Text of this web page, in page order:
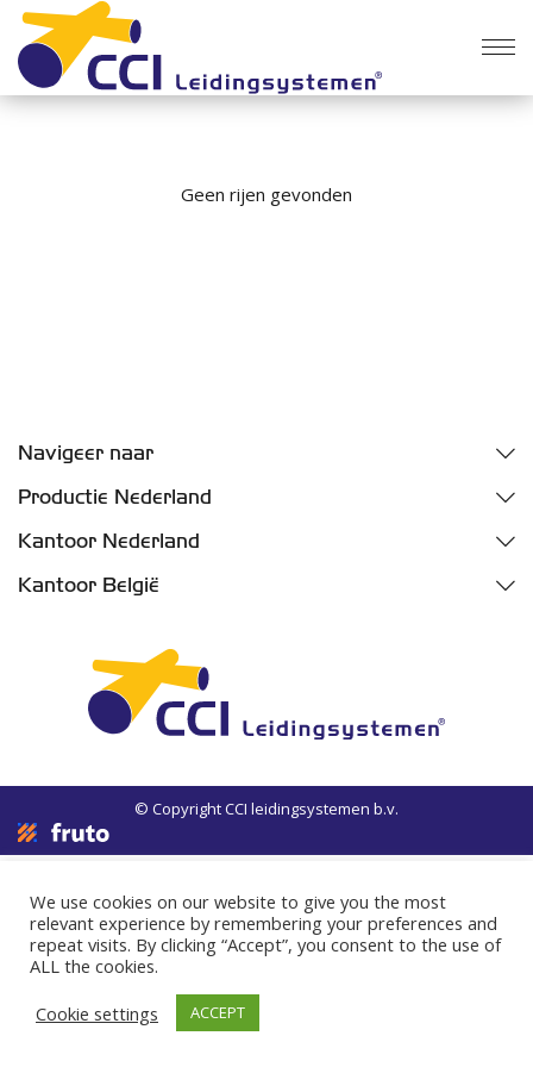
Geen rijen gevonden
Navigeer naar
Downloads
Kwaliteit
Nieuws
Productie Nederland
Fazantweg 5
4791 RR Klundert
Industriegebied Moerdijk
+31 (0) 168 32 35 00
Kantoor Nederland
Parelhoenweg 3
Industriegebied Moerdijk
Havennummer M457b
+31 (0) 168 32 35 00
Kantoor België
2520 Broechem
+32 (0) 33 540640
© Copyright CCI leidingsystemen b.v.
We use cookies on our website to give you the most
relevant experience by remembering your preferences and
repeat visits. By clicking “Accept”, you consent to the use of
ALL the cookies.
Cookie settings
ACCEPT